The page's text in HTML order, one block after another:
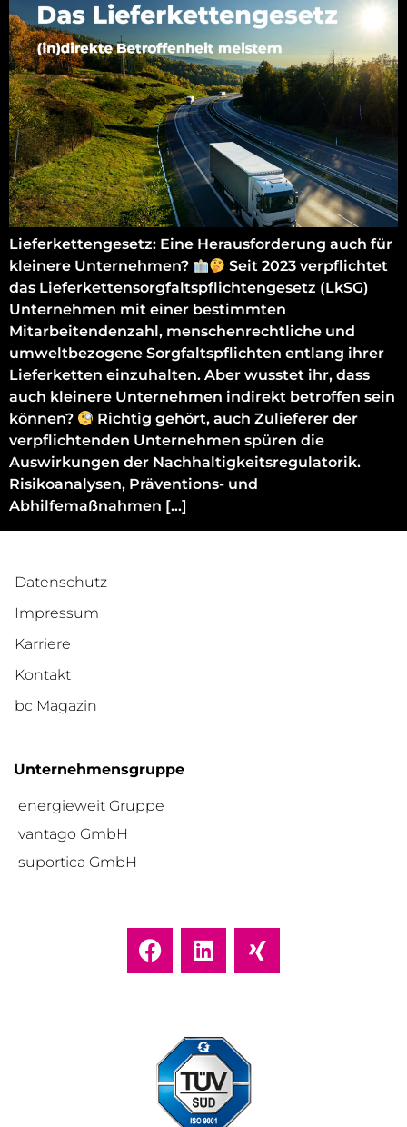
Lieferkettengesetz: Eine Herausforderung auch für
kleinere Unternehmen?
Seit 2023 verpflichtet
das Lieferkettensorgfaltspflichtengesetz (LkSG)
Unternehmen mit einer bestimmten
Mitarbeitendenzahl, menschenrechtliche und
umweltbezogene Sorgfaltspflichten entlang ihrer
Lieferketten einzuhalten. Aber wusstet ihr, dass
auch kleinere Unternehmen indirekt betroffen sein
können?
Richtig gehört, auch Zulieferer der
verpflichtenden Unternehmen spüren die
Auswirkungen der Nachhaltigkeitsregulatorik.
Risikoanalysen, Präventions- und
Abhilfemaßnahmen […]
Datenschutz
Impressum
Karriere
Kontakt
bc Magazin
Unternehmensgruppe
energieweit Gruppe
vantago GmbH
suportica GmbH